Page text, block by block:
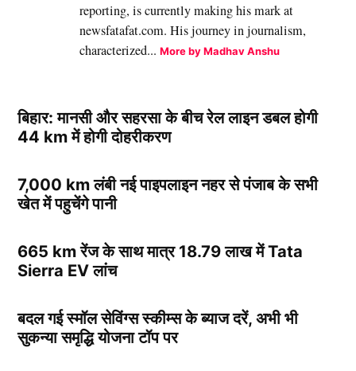
reporting, is currently making his mark at
newsfatafat.com. His journey in journalism,
characterized...More by Madhav Anshu
बिहार: मानसी और सहरसा के बीच रेल लाइन डबल होगी
44 km में होगी दोहरीकरण
7,000 km लंबी नई पाइपलाइन नहर से पंजाब के सभी
खेत में पहुचेंगे पानी
665 km रेंज के साथ मात्र 18.79 लाख में Tata
Sierra EV लांच
बदल गई स्मॉल सेविंग्स स्कीम्स के ब्याज दरें, अभी भी
सुकन्या समृद्धि योजना टॉप पर